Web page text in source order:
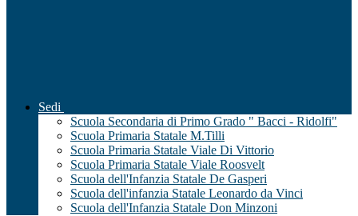
Sedi
Scuola Secondaria di Primo Grado " Bacci - Ridolfi"
Scuola Primaria Statale M.Tilli
Scuola Primaria Statale Viale Di Vittorio
Scuola Primaria Statale Viale Roosvelt
Scuola dell'Infanzia Statale De Gasperi
Scuola dell'infanzia Statale Leonardo da Vinci
Scuola dell'Infanzia Statale Don Minzoni